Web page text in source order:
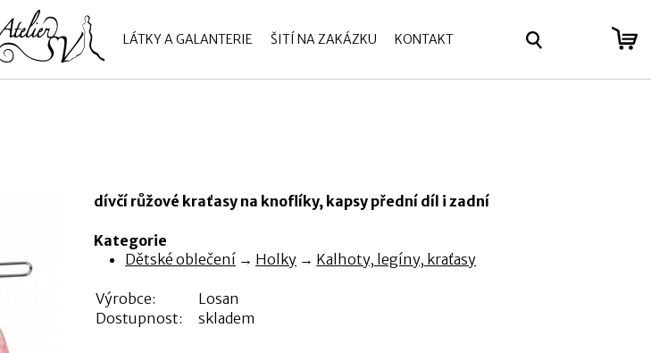
LÁTKY A GALANTERIE ŠITÍ NA ZAKÁZKU KONTAKT
dívčí růžové kraťasy na knoflíky, kapsy přední díl i zadní
Kategorie
Dětské oblečení → Holky → Kalhoty, legíny, kraťasy
Výrobce:
Losan
Dostupnost:
skladem